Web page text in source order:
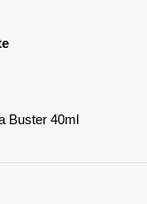
Buster 40ml